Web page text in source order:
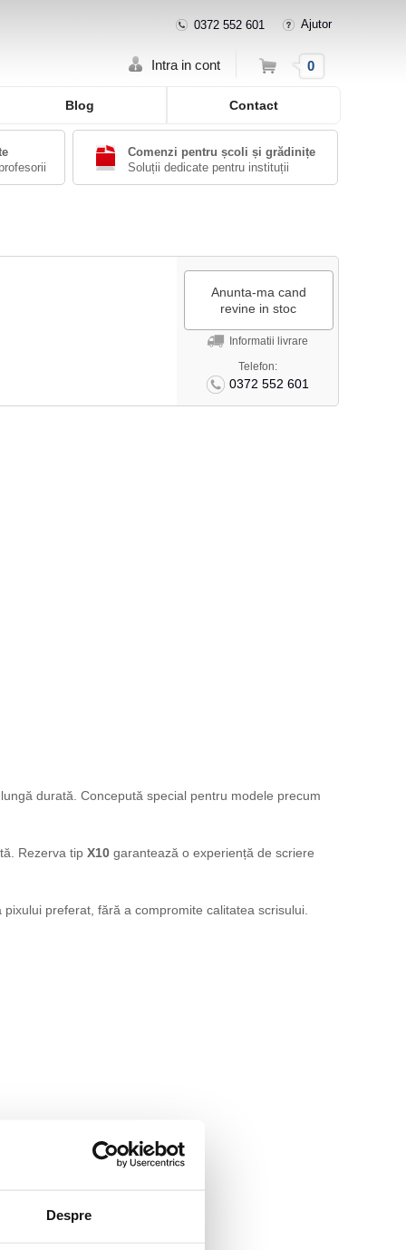
Despre
0372 552 601 Ajutor
Intra in cont Cos 0
Blog Contact
Comenzi pentru școli și grădinițe
Soluții dedicate pentru instituții
Anunta-ma cand
revine in stoc
Informatii livrare
Telefon:
0372 552 601
durată. Concepută special pentru modele precum
Rezerva tip X10 garantează o experiență de scriere
preferat, fără a compromite calitatea scrisului.